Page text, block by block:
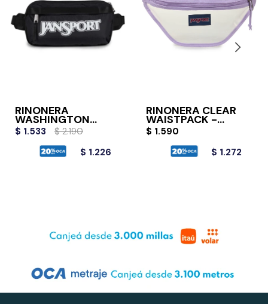
RIÑONERA
WASHINGTON
WAISTPACK -
BLACK
$ 1.533 $ 2.190
$ 1.226
RIÑONERA CLEAR
WAISTPACK -
PASTEL LILAC
$ 1.590
$ 1.272